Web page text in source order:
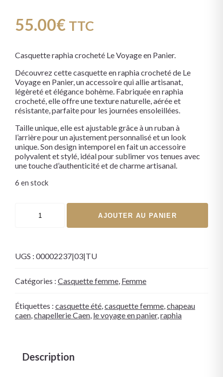
55.00€ TTC
Casquette raphia crocheté Le Voyage en Panier.
Découvrez cette casquette en raphia crocheté de Le
Voyage en Panier, un accessoire qui allie artisanat,
légèreté et élégance bohème. Fabriquée en raphia
crocheté, elle offre une texture naturelle, aérée et
résistante, parfaite pour les journées ensoleillées.
Taille unique, elle est ajustable grâce à un ruban à
l’arrière pour un ajustement personnalisé et un look
unique. Son design intemporel en fait un accessoire
polyvalent et stylé, idéal pour sublimer vos tenues avec
une touche d’authenticité et de charme artisanal.
6 en stock
AJOUTER AU PANIER
UGS : 00002237|03|TU
Catégories : Casquette femme, Femme
Étiquettes : casquette été,casquette femme,chapeau
caen,chapellerie Caen, le voyage en panier,raphia
Description